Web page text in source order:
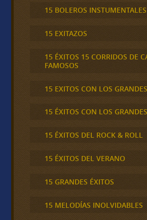
15 BOLEROS INSTUMENTALES
15 EXITAZOS
15 ÉXITOS 15 CORRIDOS DE
FAMOSOS
15 EXITOS CON LOS
15 ÉXITOS CON LOS
15 ÉXITOS DEL ROCK & ROLL
15 ÉXITOS DEL VERANO
15 GRANDES ÉXITOS
15 MELODÍAS INOLVIDABLES